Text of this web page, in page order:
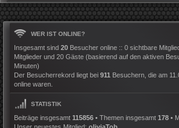
WER IST ONLINE?
Insgesamt sind 20 Besucher online :: 0 sichtbare
Mitglieder und 20 Gäste (basierend auf den aktiven
Minuten)
Der Besucherrekord liegt bei 911 Besuchern, die am
online waren.
STATISTIK
Beiträge insgesamt 115856 • Themen insgesamt 178 •